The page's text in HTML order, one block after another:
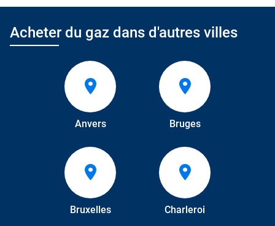
Acheter du gaz dans d'autres villes
Anvers Bruges
Bruxelles Charleroi